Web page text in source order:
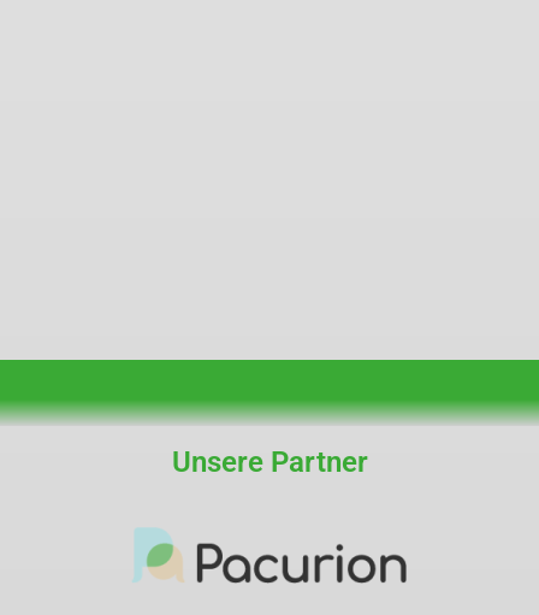
Unsere Partner